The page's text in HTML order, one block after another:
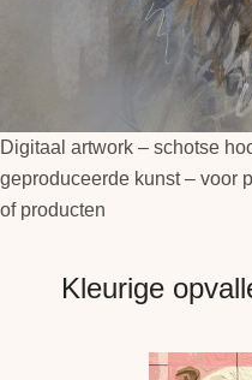
Digitaal artwork – schotse
geproduceerde kunst – voor
of producten
Kleurige